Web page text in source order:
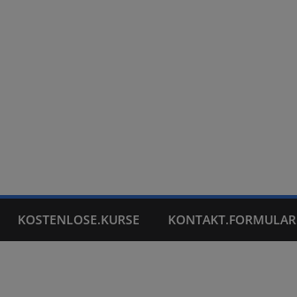
KOSTENLOSE.KURSE KONTAKT.FORMULAR